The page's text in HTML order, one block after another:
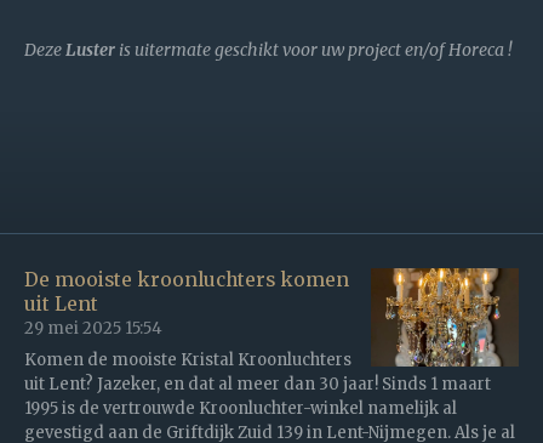
DezeLuster is uitermate geschikt voor uw project en/of Horeca !
De mooiste kroonluchters komen
uit Lent
29 mei 2025 15:54
Komen de mooiste Kristal Kroonluchters
uit Lent? Jazeker, en dat al meer dan 30 jaar! Sinds 1 maart
1995 is de vertrouwde Kroonluchter-winkel namelijk al
gevestigd aan de Griftdijk Zuid 139 in Lent-Nijmegen. Als je al